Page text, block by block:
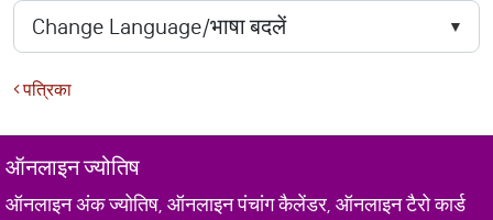
पत्रिका
ऑनलाइन ज्योतिष
ऑनलाइन अंक ज्योतिष, ऑनलाइन पंचांग कैलेंडर, ऑनलाइन टैरो कार्ड